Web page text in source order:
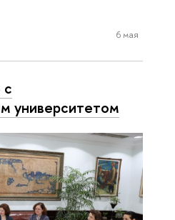
6 мая
университетом